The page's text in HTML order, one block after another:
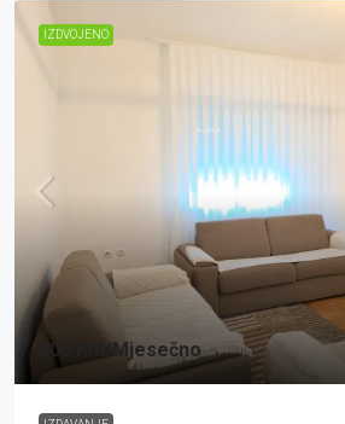
IZDVOJENO
900 KM /Mjesečno